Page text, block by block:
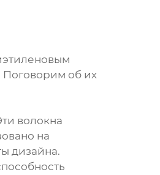
Поговорим об их
волокна
на
дизайна.